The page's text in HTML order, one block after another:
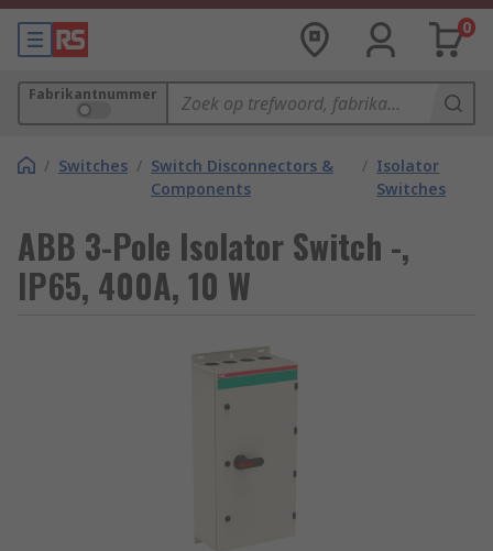
0
Fabrikantnummer
/ Switches / Switch Disconnectors &
Components
/ Isolator
Switches
ABB 3-Pole Isolator Switch -,
IP65, 400A, 10 W